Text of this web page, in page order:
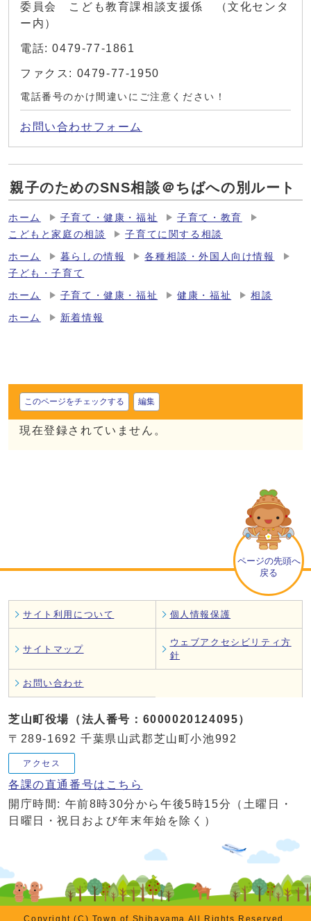
委員会 こども教育課相談支援係 （文化センタ
ー内）
電話: 0479-77-1861
ファクス: 0479-77-1950
電話番号のかけ間違いにご注意ください！
お問い合わせフォーム
親子のためのSNS相談＠ちばへの別ルート
ホーム 子育て・健康・福祉
子育て・教育
こどもと家庭の相談
子育てに関する相談
ホーム 暮らしの情報
各種相談・外国人向け情報
子ども・子育て
ホーム 子育て・健康・福祉 健康・福祉 相談
ホーム 新着情報
このページをチェックする 編集
現在登録されていません。
ページの先頭へ
戻る
サイト利用について 個人情報保護
サイトマップ
ウェブアクセシビリティ方
針
お問い合わせ
芝山町役場（法人番号：6000020124095）
〒289-1692 千葉県山武郡芝山町小池992
アクセス
各課の直通番号はこちら
開庁時間: 午前8時30分から午後5時15分（土曜日・
日曜日・祝日および年末年始を除く）
Copyright (C) Town of Shibayama All Rights Reserved.